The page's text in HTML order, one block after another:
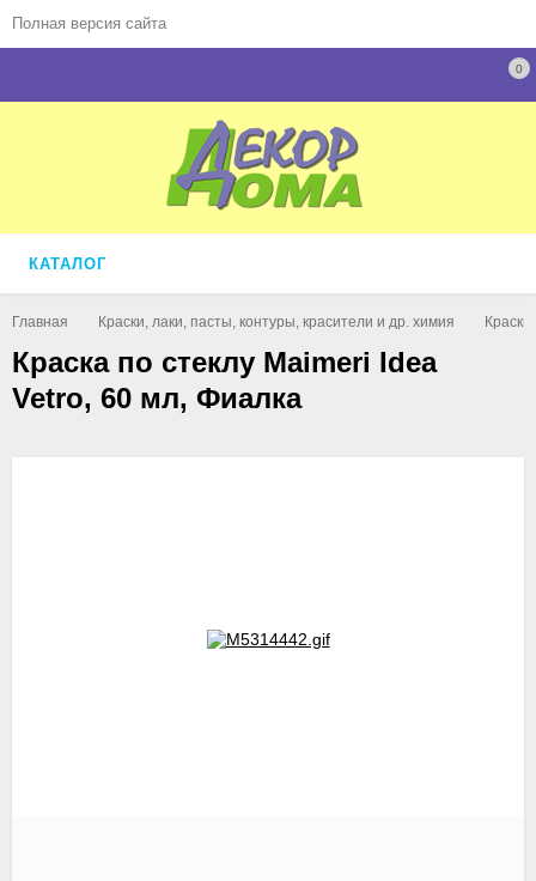
Полная версия сайта
0
КАТАЛОГ
Главная Краски, лаки, пасты, контуры, красители и др. химия
Краска по стеклу Maimeri Idea
Vetro, 60 мл, Фиалка